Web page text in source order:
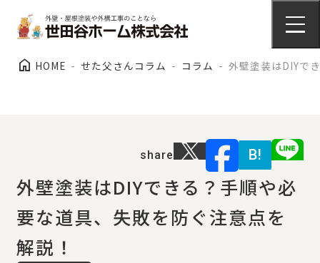
施工事例
屋根塗装
施工事例
arrow_right_alt
home HOME せた父さんコラム コラム 外壁塗装はDIYで
share B!
外壁塗装はDIYできる？手順や必
要な道具、失敗を防ぐ注意点を
解説！